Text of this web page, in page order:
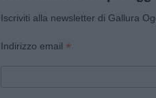
Iscriviti alla newsletter di Gallura
Indirizzo email *